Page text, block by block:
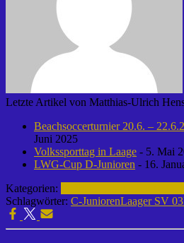
Letzte Artikel von Matthias-Ulrich
Beachsoccerturnier 20.6. –
Juni 2025
Volkssporttag in Laage - 5. Mai
LWG-Cup D-Junioren - 16.
Kategorien:
Schlagwörter: C-JuniorenLaager SV 03